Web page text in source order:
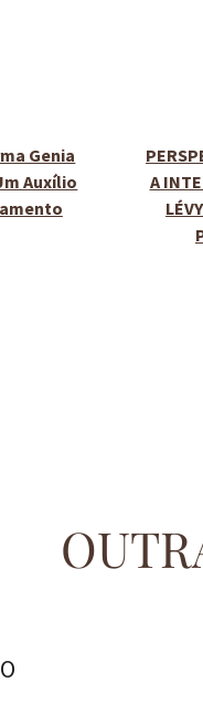
Genia
Auxílio
A